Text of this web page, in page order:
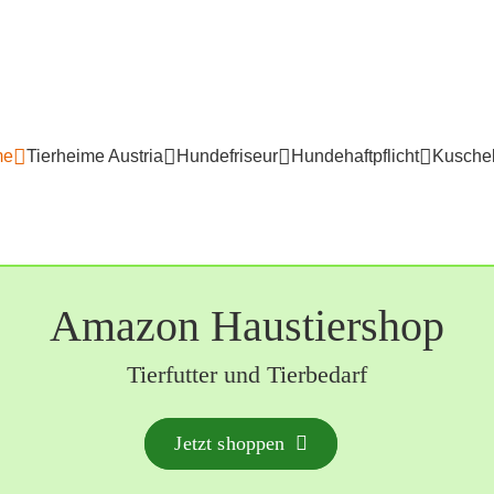
Tierheime Austria Hundefriseur Hundehaftpflicht
Amazon Haustiershop
Tierfutter und Tierbedarf
Jetzt shoppen